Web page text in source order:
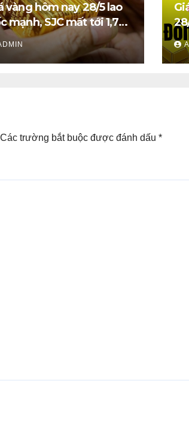
vàng hôm nay 28/5 lao
mạnh, SJC mất tới 1,7
đồng/lượng
Các trường bắt buộc được đánh dấu *